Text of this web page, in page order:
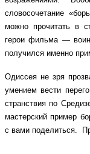
словосочетание
можно прочитать в
герои фильма —
получился именно
Одиссея не зря
умением вести
странствия по
мастерский пример
с вами поделиться.